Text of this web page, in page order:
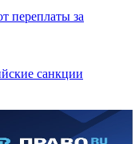
переплаты за
санкции